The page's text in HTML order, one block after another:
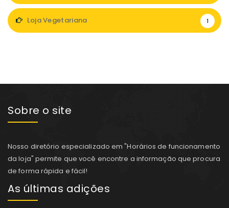
Loja Vegetariana 1
Sobre o site
Nosso diretório especializado em "Horários de funcionamento
da loja" permite que você encontre a informação que procura
de forma rápida e fácil!
As últimas adições